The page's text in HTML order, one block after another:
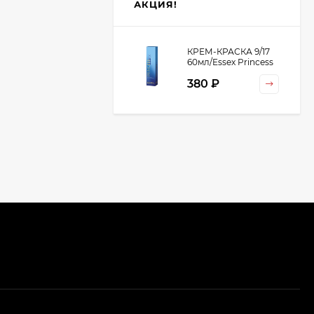
АКЦИЯ!
КРЕМ-КРАСКА 9/17
60мл/Essex Princess
380 ₽